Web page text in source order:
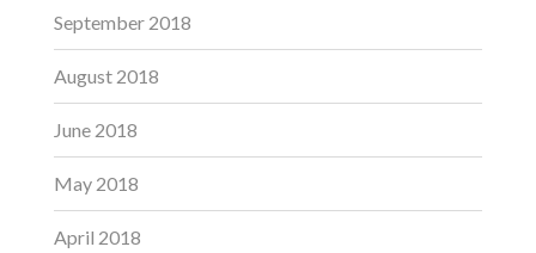
September 2018
August 2018
June 2018
May 2018
April 2018